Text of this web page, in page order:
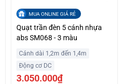
MUA ONLINE GIÁ RẺ
Quạt trần đèn 5 cánh nhựa
abs SM068 - 3 màu
Cánh dài 1,2m đến 1,4m
Động cơ DC
3.050.000₫